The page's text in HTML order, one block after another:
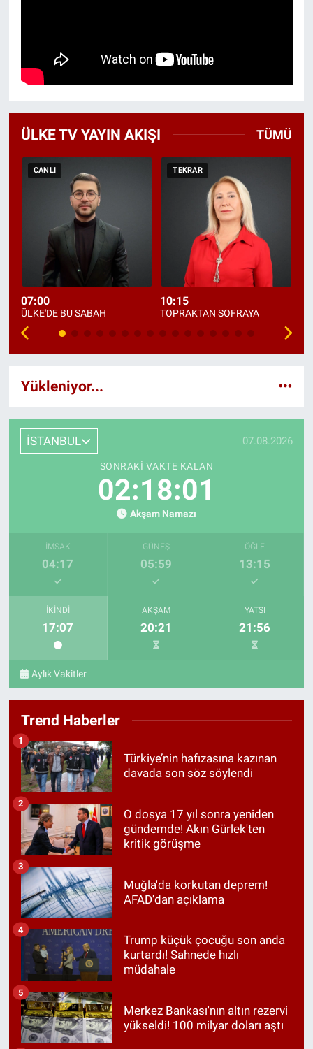
ÜLKE TV YAYIN AKIŞI TÜMÜ
CANLI
07:00
ÜLKE'DE BU SABAH
TEKRAR
10:15
TOPRAKTAN SOFRAYA
Yükleniyor...
İSTANBUL 07.08.2026
SONRAKI VAKTE KALAN
02:18:01
Akşam Namazı
İMSAK
04:17
GÜNEŞ
05:59
ÖĞLE
13:15
İKINDI
17:07
AKŞAM
20:21
YATSI
21:56
Aylık Vakitler
Trend Haberler
Türkiye’nin hafızasına kazınan
davada son söz söylendi
1
O dosya 17 yıl sonra yeniden
gündemde! Akın Gürlek'ten
kritik görüşme
2
Muğla'da korkutan deprem!
AFAD'dan açıklama
3
Trump küçük çocuğu son anda
kurtardı! Sahnede hızlı
müdahale
4
Merkez Bankası'nın altın rezervi
yükseldi! 100 milyar doları aştı
5